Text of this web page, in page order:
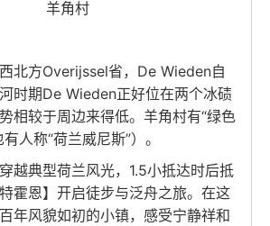
羊角村
北方Overijssel省，De Wieden自
时期De Wieden正好位在两个冰碛
相较于周边来得低。羊角村有“绿色
人称“荷兰威尼斯”）。
越典型荷兰风光，1.5小抵达时后抵
霍恩】开启徒步与泛舟之旅。在这
年风貌如初的小镇，感受宁静祥和